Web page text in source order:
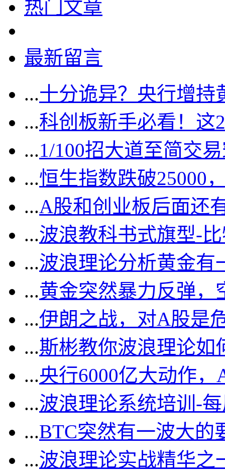
热门文章
最新留言
...十分诡异？央行增持
...科创板新手必看！这
...1/100招大道至简交
...恒生指数跌破25000
...A股和创业板后面还
...波浪教科书式旗型-
...波浪理论分析黄金有
...黄金突然暴力反弹，
...伊朗之战，对A股是
...斯彬教你波浪理论如
...央行6000亿大动作
...波浪理论系统培训-
...BTC突然有一波大的
...波浪理论实战精华